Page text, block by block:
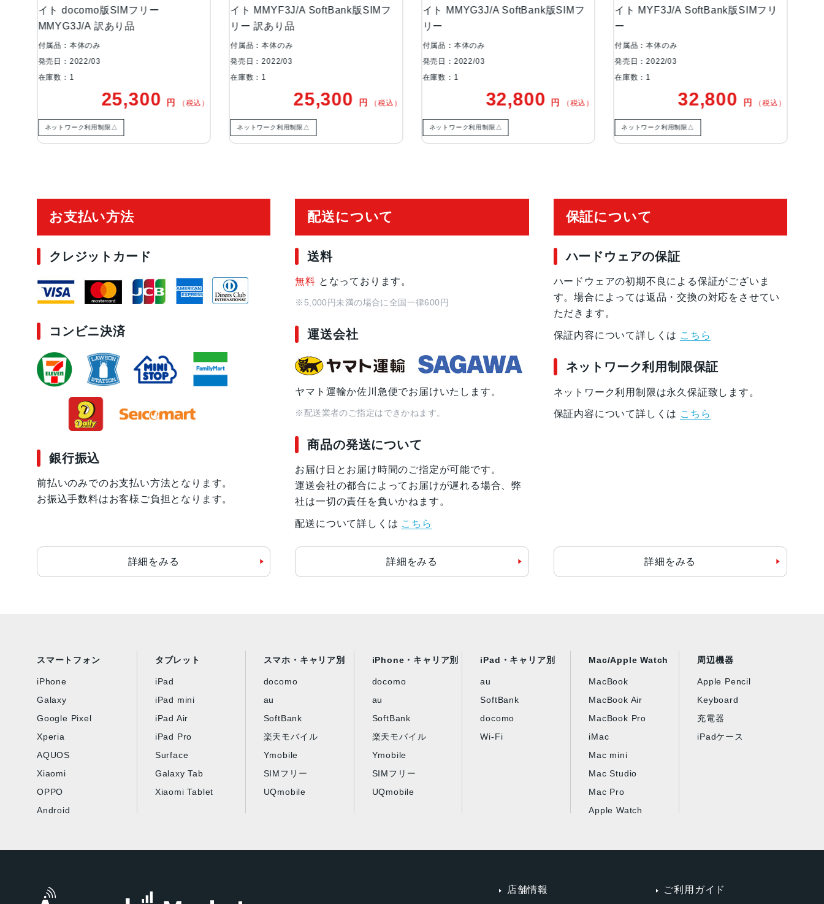
カメラ
12MP広角カメラƒ/1.8絞り値最大5倍のデジタルズーム進化したボケ効果と深度コン
トロールが使えるポートレートモード6つのエフェクトを備えたポートレートライテ
ィング（自然光、スタジオ照明、輪郭強調照明、ステージ照明、ステージ照明（モ
ノ）、ハイキー照明（モノ））光学式手ぶれ補正6枚構成のレンズLED True Toneフ
バーFocus Pixelsを使ったオートフォーカス写真とLive Photosの広色域キャプチャ
Deep Fusion写真のスマートHDR 4フォトグラフスタイル高度な赤目修正自動手ぶ
れ補正バーストモード写真へのジオタグ添付画像撮影フォーマット：HEIF、JPEG
版SIMフリー
A 訳あり品
（税込）
イト MMYF3J/A SoftBank版SIMフ
（税込）
イト MMYG3J/A SoftBank版SIMフ
（税込）
イト MYF3J/A SoftBank版SIMフリ
（税込）
イト MMYF3J/A
お支払い方法
クレジットカード
コンビニ決済
銀行振込
前払いのみでのお支払い方法となります。
お振込手数料はお客様ご負担となります。
詳細をみる
配送について
送料
無料 となっております。
※5,000円未満の場合に全国一律600円
運送会社
ヤマト運輸か佐川急便でお届けいたします。
※配送業者のご指定はできかねます。
商品の発送について
お届け日とお届け時間のご指定が可能です。
運送会社の都合によってお届けが遅れる場合、弊
社は一切の責任を負いかねます。
配送について詳しくは こちら
詳細をみる
保証について
ハードウェアの保証
ハードウェアの初期不良による保証がございま
す。場合によっては返品・交換の対応をさせてい
ただきます。
保証内容について詳しくは こちら
ネットワーク利用制限保証
ネットワーク利用制限は永久保証致します。
保証内容について詳しくは こちら
詳細をみる
スマートフォン
iPhone
Galaxy
Google Pixel
Xperia
AQUOS
Xiaomi
OPPO
Android
タブレット
iPad
iPad mini
iPad Air
iPad Pro
Surface
Galaxy Tab
Xiaomi Tablet
スマホ・キャリア別
docomo
au
SoftBank
楽天モバイル
Ymobile
SIMフリー
UQmobile
iPhone・キャリア別
docomo
au
SoftBank
楽天モバイル
Ymobile
SIMフリー
UQmobile
iPad・キャリア別
au
SoftBank
docomo
Wi-Fi
Mac/Apple Watch
MacBook
MacBook Air
MacBook Pro
iMac
Mac mini
Mac Studio
Mac Pro
Apple Watch
周辺機器
Apple Pencil
Keyboard
充電器
iPadケース
店舗情報 ご利用ガイド